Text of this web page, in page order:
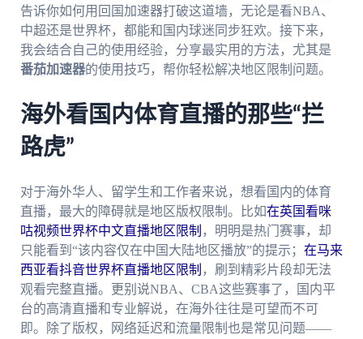
告诉你如何用回国加速器打破这道墙，无论是看NBA、
中超还是世界杯，都能和国内球迷同步狂欢。接下来，
我会结合自己的使用经验，分享最实用的方法，尤其是
番茄加速器的使用技巧，帮你轻松解决地区限制问题。
海外看国内体育直播的那些“拦
路虎”
对于海外华人、留学生和工作者来说，想看国内的体育
直播，最大的障碍就是地区版权限制。比如在英国看咪
咕视频世界杯中文直播地区限制 ，明明是热门赛事，却
只能看到“该内容仅在中国大陆地区播放”的提示； 在马来
西亚看抖音世界杯直播地区限制 ，刷到精彩片段却无法
观看完整直播。更别说NBA、CBA这些赛事了，国内平
台的高清直播和专业解说，在海外往往是可望而不可
即。除了版权，网络延迟和流量限制也是常见问题——